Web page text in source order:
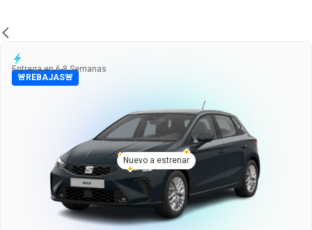
Entrega en 6-8 Semanas
🚨REBAJAS🚨
Nuevo a estrenar